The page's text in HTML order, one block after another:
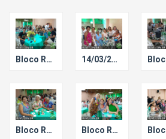
Bloco Ressaca de Carnaval. 14/03/2026 - Bloco Ressaca de Carnaval.
Bloco Ressaca de Carnaval. Bloco Ressaca de Carnaval.